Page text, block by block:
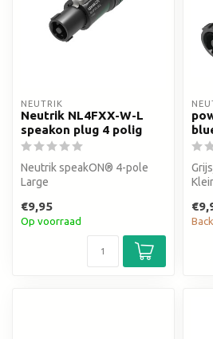
NEUTRIK
Neutrik NL4FXX-W-L
speakon plug 4 polig
Neutrik speakON® 4-pole
Large
€9,95
Op voorraad